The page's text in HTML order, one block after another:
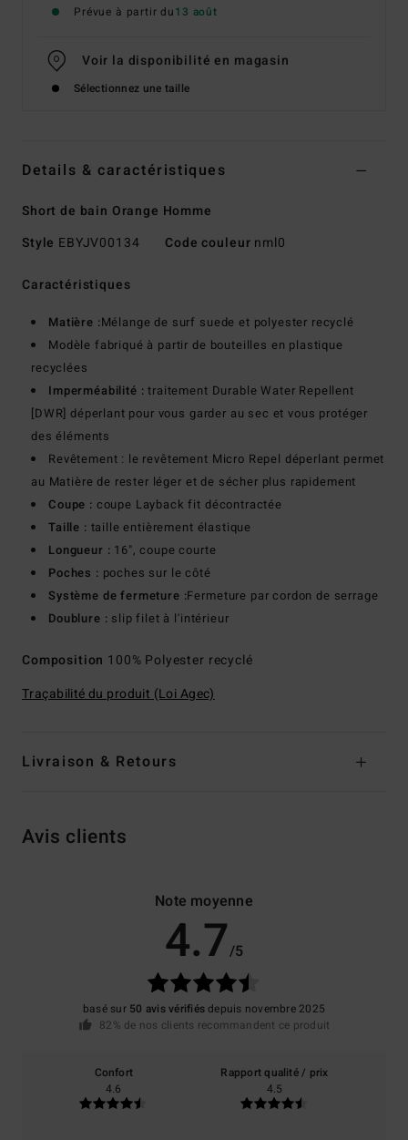
Prévue à partir du13 août
Voir la disponibilité en magasin
Sélectionnez une taille
Details & caractéristiques
Short de bain Orange Homme
Style EBYJV00134 Code couleur nml0
Caractéristiques
Matière :Mélange de surf suede et polyester recyclé
Modèle fabriqué à partir de bouteilles en plastique
recyclées
Imperméabilité : traitement Durable Water Repellent
[DWR] déperlant pour vous garder au sec et vous protéger
des éléments
Revêtement : le revêtement Micro Repel déperlant permet
au Matière de rester léger et de sécher plus rapidement
Coupe : coupe Layback fit décontractée
Taille : taille entièrement élastique
Longueur : 16", coupe courte
Poches : poches sur le côté
Système de fermeture :Fermeture par cordon de serrage
Doublure : slip filet à l'intérieur
Composition 100% Polyester recyclé
Traçabilité du produit (Loi Agec)
Livraison & Retours
Avis clients
Note moyenne
4.7/5
basé sur 50 avis vérifiésdepuis novembre 2025
82% de nos clients recommandent ce produit
Confort
4.6
Rapport qualité / prix
4.5